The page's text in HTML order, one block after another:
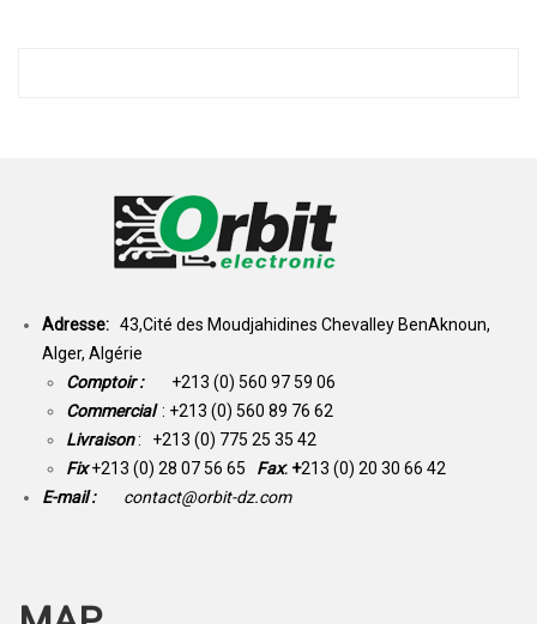
Adresse: 43,Cité des Moudjahidines Chevalley BenAknoun,
Alger, Algérie
Comptoir : +213 (0) 560 97 59 06
Commercial : +213 (0) 560 89 76 62
Livraison: +213 (0) 775 25 35 42
Fix +213 (0) 28 07 56 65 Fax: +213 (0) 20 30 66 42
E-mail :
contact@orbit-dz.com